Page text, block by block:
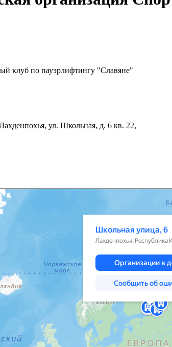
клуб по пауэрлифтингу "Славяне"
ул. Школьная, д. 6 кв. 22,